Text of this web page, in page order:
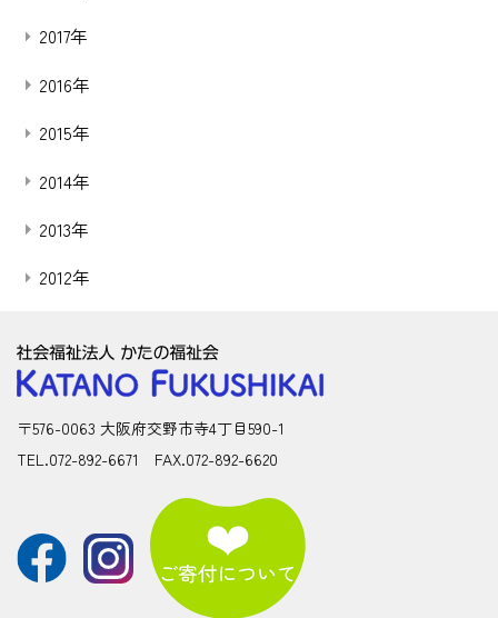
2017年
2016年
2015年
2014年
2013年
2012年
〒576-0063 大阪府交野市寺4丁目590-1
TEL.072-892-6671 FAX.072-892-6620